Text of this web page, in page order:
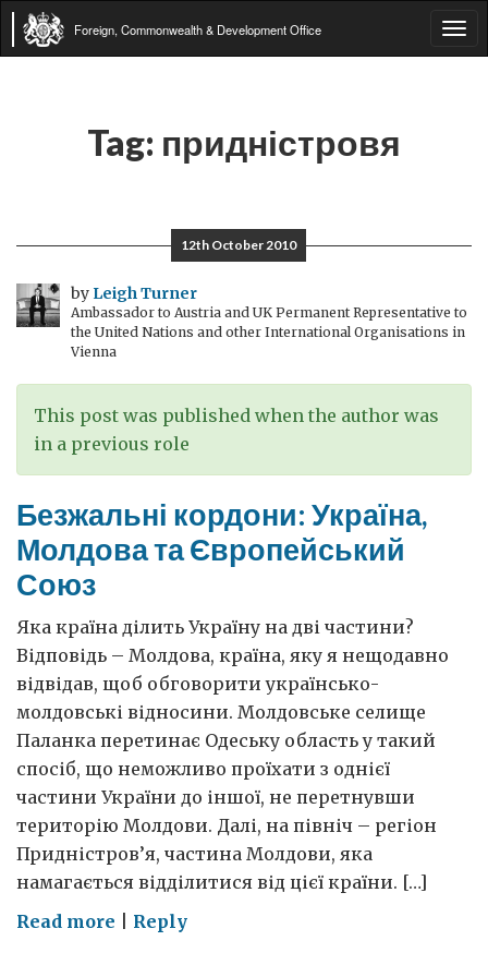
Foreign, Commonwealth & Development Office
Tag: придністровя
12th October 2010
by Leigh Turner
Ambassador to Austria and UK Permanent Representative to
the United Nations and other International Organisations in
Vienna
This post was published when the author was
in a previous role
Безжальні кордони: Україна,
Молдова та Європейський
Союз
Яка країна ділить Україну на дві частини?
Відповідь – Молдова, країна, яку я нещодавно
відвідав, щоб обговорити українсько-
молдовські відносини. Молдовське селище
Паланка перетинає Одеську область у такий
спосіб, що неможливо проїхати з однієї
частини України до іншої, не перетнувши
територію Молдови. Далі, на північ – регіон
Придністров’я, частина Молдови, яка
намагається відділитися від цієї країни. […]
Read more onReply